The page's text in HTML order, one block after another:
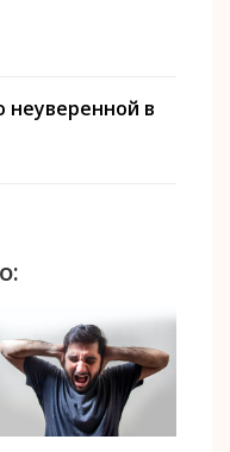
неуверенной в